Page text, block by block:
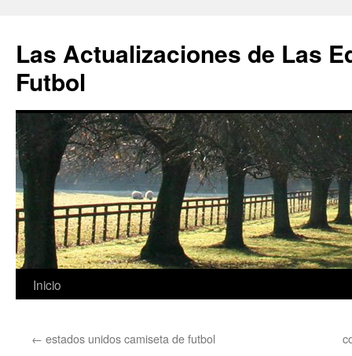
Las Actualizaciones de Las
Futbol
Saltar
contenido
Inicio
← estados unidos camiseta de futbol